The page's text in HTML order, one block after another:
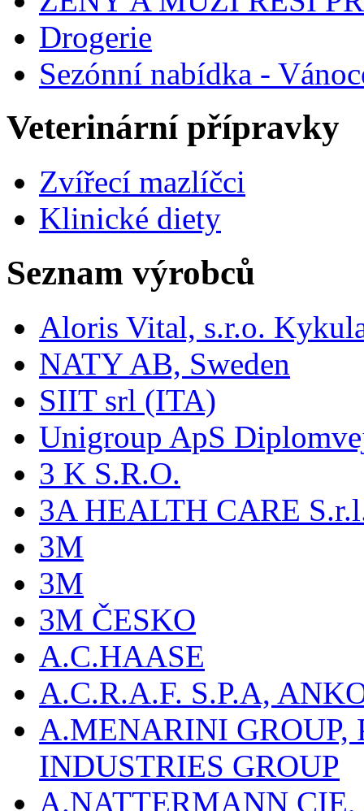
Drogerie
Sezónní nabídka -
Veterinární přípravky
Zvířecí mazlíčci
Klinické diety
Seznam výrobců
Aloris Vital, s.r.o.
NATY AB, Sweden
SIIT srl (ITA)
Unigroup ApS
3 K S.R.O.
3A HEALTH CARE
3M
3M
3M ČESKO
A.C.HAASE
A.C.R.A.F. S.P.A,
A.MENARINI
INDUSTRIES GROUP
A.NATTERMANN